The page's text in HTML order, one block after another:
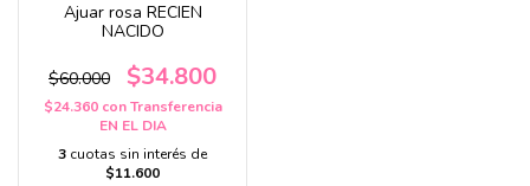
Ajuar rosa RECIEN
NACIDO
$60.000 $34.800
$24.360 con Transferencia
EN EL DIA
3 cuotas sin interés de
$11.600